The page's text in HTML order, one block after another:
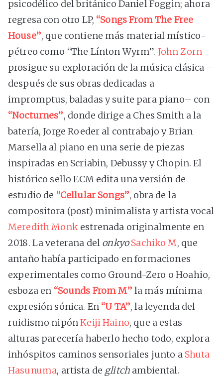
psicodélico del británico Daniel Foggin; ahora
regresa con otro LP, “Songs From The Free
House”, que contiene más material místico-
pétreo como “The Línton Wyrm”. John Zorn
prosigue su exploración de la música clásica –
después de sus obras dedicadas a
impromptus, baladas y suite para piano– con
“Nocturnes”, donde dirige a Ches Smith a la
batería, Jorge Roeder al contrabajo y Brian
Marsella al piano en una serie de piezas
inspiradas en Scriabin, Debussy y Chopin. El
histórico sello ECM edita una versión de
estudio de “Cellular Songs”, obra de la
compositora (post) minimalista y artista vocal
Meredith Monkestrenada originalmente en
2018. La veterana del onkyo Sachiko M, que
antaño había participado en formaciones
experimentales como Ground-Zero o Hoahio,
esboza en “Sounds From M”la más mínima
expresión sónica. En “U TA”, la leyenda del
ruidismo nipónKeiji Haino, que a estas
alturas parecería haberlo hecho todo, explora
inhóspitos caminos sensoriales junto a Shuta
Hasunuma, artista de glitch ambiental.